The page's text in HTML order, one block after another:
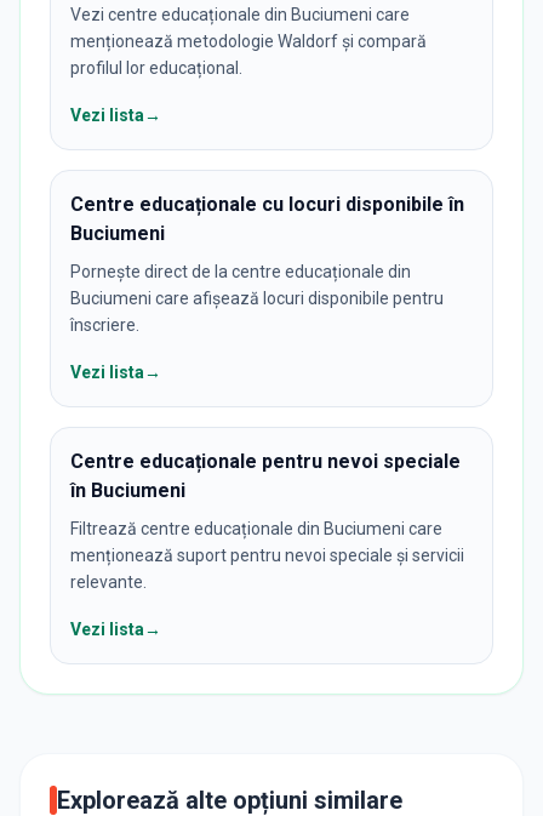
Vezi centre educaționale din Buciumeni care
menționează metodologie Waldorf și compară
profilul lor educațional.
Vezi lista→
Centre educaționale cu locuri disponibile în
Buciumeni
Pornește direct de la centre educaționale din
Buciumeni care afișează locuri disponibile pentru
înscriere.
Vezi lista→
Centre educaționale pentru nevoi speciale
în Buciumeni
Filtrează centre educaționale din Buciumeni care
menționează suport pentru nevoi speciale și servicii
relevante.
Vezi lista→
Explorează alte opțiuni similare